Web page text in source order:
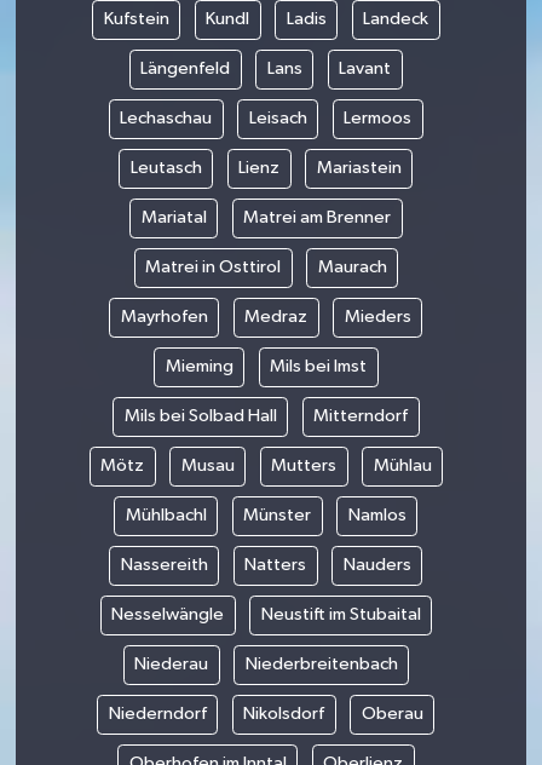
Kufstein Kundl Ladis Landeck
Längenfeld Lans Lavant
Lechaschau Leisach Lermoos
Leutasch Lienz Mariastein
Mariatal Matrei am Brenner
Matrei in Osttirol Maurach
Mayrhofen Medraz Mieders
Mieming Mils bei Imst
Mils bei Solbad Hall Mitterndorf
Mötz Musau Mutters Mühlau
Mühlbachl Münster Namlos
Nassereith Natters Nauders
Nesselwängle Neustift im Stubaital
Niederau Niederbreitenbach
Niederndorf Nikolsdorf Oberau